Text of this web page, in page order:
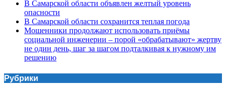
В Самарской области объявлен желтый уровень
опасности
В Самарской области сохранится теплая погода
Мошенники продолжают использовать приёмы
социальной инженерии – порой «обрабатывают» жертву
не один день, шаг за шагом подталкивая к нужному им
решению
Рубрики